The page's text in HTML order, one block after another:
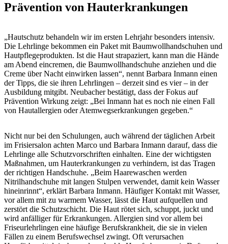
Prävention von Hauterkrankungen
„Hautschutz behandeln wir im ersten Lehrjahr besonders intensiv.
Die Lehrlinge bekommen ein Paket mit Baumwollhandschuhen und
Hautpflegeprodukten. Ist die Haut strapaziert, kann man die Hände
am Abend eincremen, die Baumwollhandschuhe anziehen und die
Creme über Nacht einwirken lassen“, nennt Barbara Inmann einen
der Tipps, die sie ihren Lehrlingen – derzeit sind es vier – in der
Ausbildung mitgibt. Neubacher bestätigt, dass der Fokus auf
Prävention Wirkung zeigt: „Bei Inmann hat es noch nie einen Fall
von Hautallergien oder Atemwegserkrankungen gegeben.“
Nicht nur bei den Schulungen, auch während der täglichen Arbeit
im Frisiersalon achten Marco und Barbara Inmann darauf, dass die
Lehrlinge alle Schutzvorschriften einhalten. Eine der wichtigsten
Maßnahmen, um Hauterkrankungen zu verhindern, ist das Tragen
der richtigen Handschuhe. „Beim Haarewaschen werden
Nitrilhandschuhe mit langen Stulpen verwendet, damit kein Wasser
hineinrinnt“, erklärt Barbara Inmann. Häufiger Kontakt mit Wasser,
vor allem mit zu warmem Wasser, lässt die Haut aufquellen und
zerstört die Schutzschicht. Die Haut rötet sich, schuppt, juckt und
wird anfälliger für Erkrankungen. Allergien sind vor allem bei
Friseurlehrlingen eine häufige Berufskrankheit, die sie in vielen
Fällen zu einem Berufswechsel zwingt. Oft verursachen